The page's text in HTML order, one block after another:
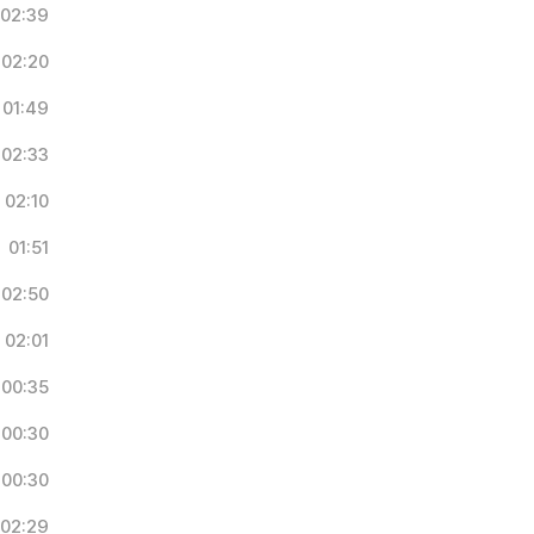
02:39
02:20
01:49
02:33
02:10
01:51
02:50
02:01
00:35
00:30
00:30
02:29